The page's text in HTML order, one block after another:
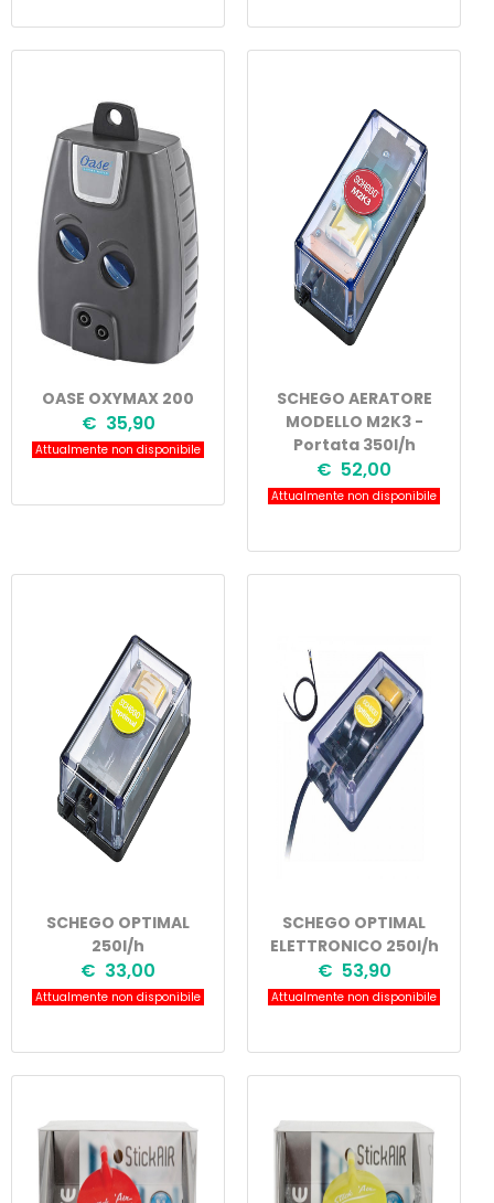
OASE OXYMAX 200
€ 35,90
Attualmente non disponibile
SCHEGO AERATORE
MODELLO M2K3 -
Portata 350l/h
€ 52,00
Attualmente non disponibile
SCHEGO OPTIMAL
250l/h
€ 33,00
Attualmente non disponibile
SCHEGO OPTIMAL
ELETTRONICO 250l/h
€ 53,90
Attualmente non disponibile